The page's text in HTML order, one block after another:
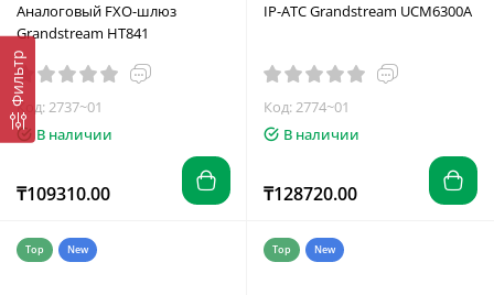
Фильтр
Аналоговый FXO-шлюз
Grandstream HT841
Код: 2737~01
В наличии
₸109310.00
IP-АТС Grandstream UCM6300A
Код: 2774~01
В наличии
₸128720.00
Top New Top New